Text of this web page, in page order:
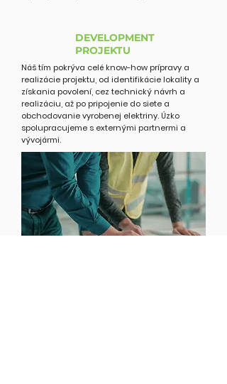
DEVELOPMENT
PROJEKTU
Náš tím pokrýva celé know-how prípravy a
realizácie projektu, od identifikácie lokality a
získania povolení, cez technický návrh a
realizáciu, až po pripojenie do siete a
obchodovanie vyrobenej elektriny. Úzko
spolupracujeme s externými partnermi a
vývojármi.